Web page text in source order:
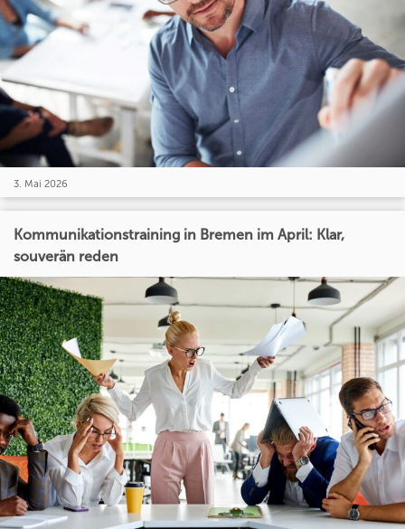
3. Mai 2026
Kommunikationstraining in Bremen im April: Klar,
souverän reden